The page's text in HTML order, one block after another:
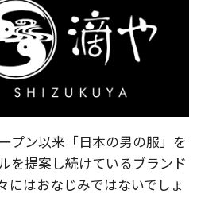
プン以来「日本の男の服」を
を提案し続けているブランド
にはおなじみではないでしょ